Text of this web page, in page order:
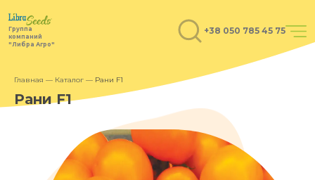
Группа
компаний
"Либра Агро"
+38 050 785 45 75
Главная — Каталог — Рани F1
Рани F1